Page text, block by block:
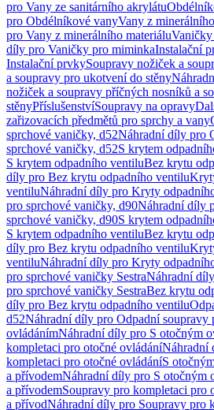
pro Vany ze sanitárního akrylátu
pro Obdélníkové vanyVany z
pro Vany z minerálního materiálu
díly pro Vaničky pro miminkaInstalační
Instalační prvkySoupravy nožiček a
a soupravy pro ukotvení do stěny
nožiček a soupravy příčných nosníků a
stěnyPříslušenstvíSoupravy na opravy
zařizovacích předmětů pro sprchy a vany
sprchové vaničky, d52Náhradní díly pro
sprchové vaničky, d52S krytem
S krytem odpadního ventiluBez krytu
díly pro Bez krytu odpadního ventilu
ventiluNáhradní díly pro Kryty
pro sprchové vaničky, d90Náhradní díly
sprchové vaničky, d90S krytem
S krytem odpadního ventiluBez krytu
díly pro Bez krytu odpadního ventilu
ventiluNáhradní díly pro Kryty
pro sprchové vaničky SestraNáhradní
pro sprchové vaničky SestraBez krytu
díly pro Bez krytu odpadního ventilu
d52Náhradní díly pro Odpadní soupravy
ovládánímNáhradní díly pro S otočným
kompletaci pro otočné ovládáníNáhradní
kompletaci pro otočné ovládáníS
a přívodemNáhradní díly pro S otočným
a přívodemSoupravy pro kompletaci pro
a přívodNáhradní díly pro Soupravy pro